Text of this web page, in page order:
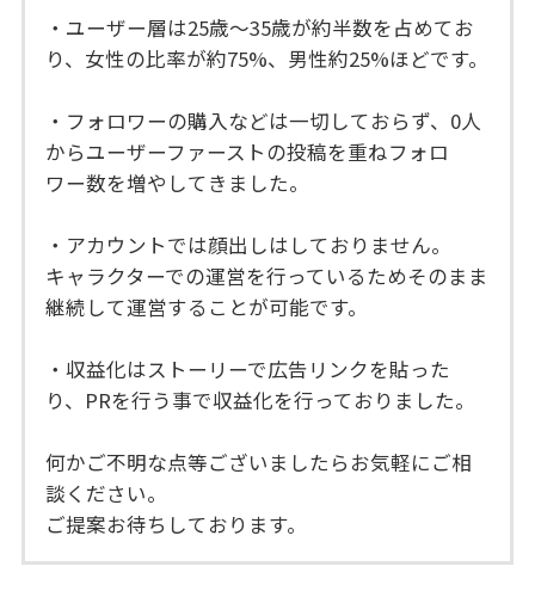
・ユーザー層は25歳～35歳が約半数を占めてお
り、女性の比率が約75%、男性約25%ほどです。
・フォロワーの購入などは一切しておらず、0人
からユーザーファーストの投稿を重ねフォロ
ワー数を増やしてきました。
・アカウントでは顔出しはしておりません。
キャラクターでの運営を行っているためそのまま
継続して運営することが可能です。
・収益化はストーリーで広告リンクを貼った
り、PRを行う事で収益化を行っておりました。
何かご不明な点等ございましたらお気軽にご相
談ください。
ご提案お待ちしております。